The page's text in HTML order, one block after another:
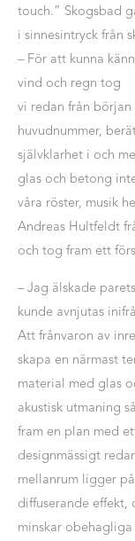
touch.” Skogsbad
i sinnesintryck från
– För att kunna
vind och regn tog
vi redan från
huvudnummer,
självklarhet i och
glas och betong
våra röster, musik
Andreas Hultfeldt
och tog fram ett
– Jag älskade
kunde avnjutas
Att frånvaron av
skapa en närmast
material med glas
akustisk utmaning
fram en plan med
designmässigt
mellanrum ligger
diffuserande
minskar